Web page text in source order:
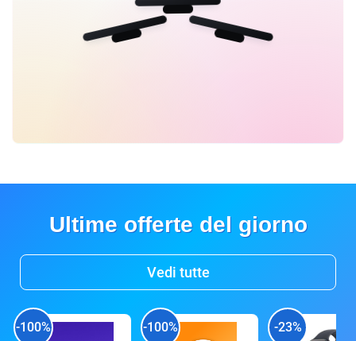
Ultime offerte del giorno
Vedi tutte
-100% -100% -23%